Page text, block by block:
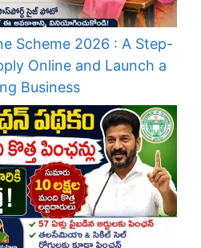
Scheme 2026 : A Step-
Online and Launch a
Business